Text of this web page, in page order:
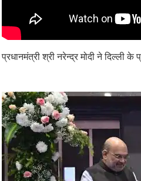
प्रधानमंत्री श्री नरेन्द्र मोदी ने दिल्ली के